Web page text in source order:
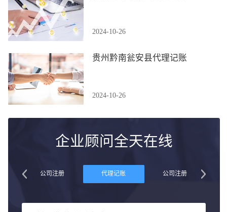
2024-10-26
贵州黔南瓮安县代理记账
2024-10-26
企业顾问全天在线
公司注册 代理记账 公司注册